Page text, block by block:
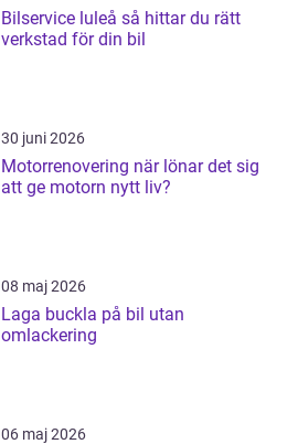
Bilservice luleå så hittar du rätt
verkstad för din bil
30 juni 2026
Motorrenovering när lönar det sig
att ge motorn nytt liv?
08 maj 2026
Laga buckla på bil utan
omlackering
06 maj 2026